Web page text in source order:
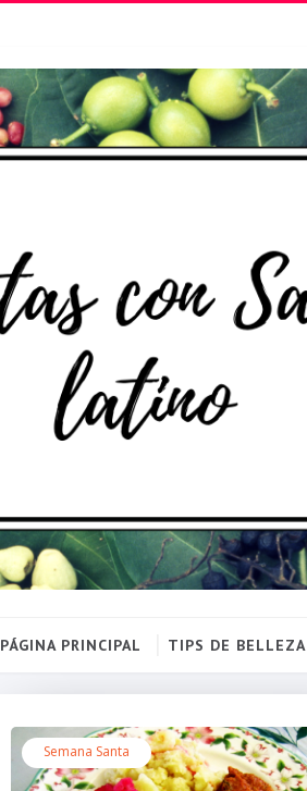
PÁGINA PRINCIPAL TIPS DE BELLEZA
Semana Santa